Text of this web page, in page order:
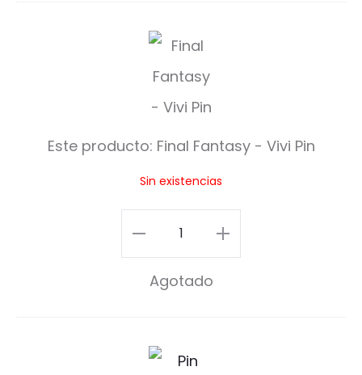
F
i
n
F
n
t
a
Este producto: Final Fantasy - Vivi Pin
Sin existencias
Final
Fantasy
Vivi
Agotado
P